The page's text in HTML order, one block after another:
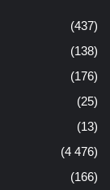
(437)
(138)
(176)
(25)
(13)
(4 476)
(166)